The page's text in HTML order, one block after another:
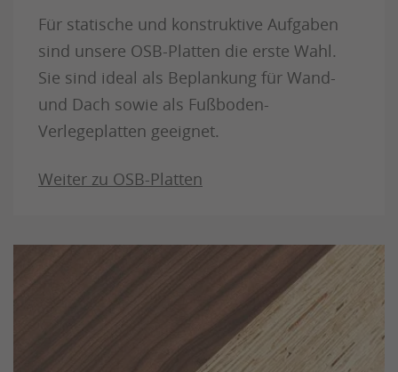
Für statische und konstruktive Aufgaben
sind unsere OSB-Platten die erste Wahl.
Sie sind ideal als Beplankung für Wand-
und Dach sowie als Fußboden-
Verlegeplatten geeignet.
Weiter zu OSB-Platten